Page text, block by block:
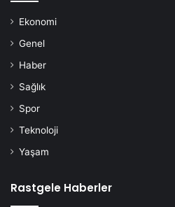
Ekonomi
Genel
Haber
Sağlık
Spor
Teknoloji
Yaşam
Rastgele Haberler